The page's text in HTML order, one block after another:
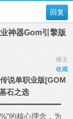
回复
神器Gom引擎版
楼主
收藏
说单职业版[GOM
石之选
的核心理念，为